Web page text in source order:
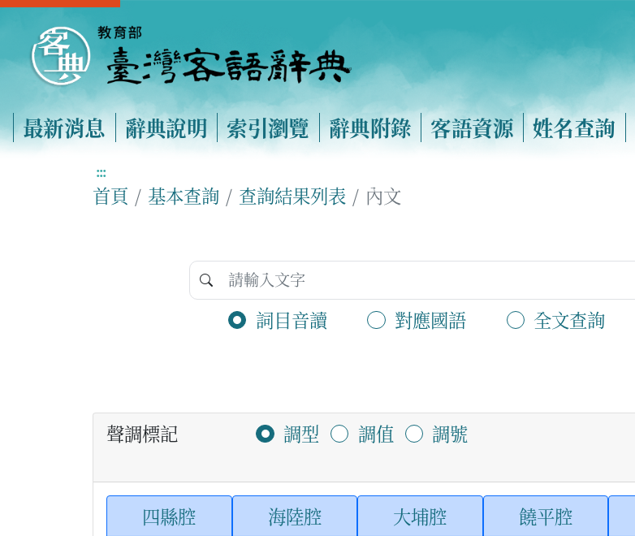
最新消息 辭典說明 索引瀏覽 辭典附錄 客語資源 姓名查詢
:::
首頁 基本查詢 查詢結果列表 內文
詞目音讀 對應國語 全文查詢
聲調標記 調型 調值 調號
四縣腔 海陸腔 大埔腔 饒平腔